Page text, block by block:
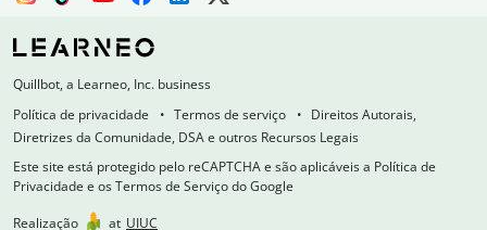
Quillbot, a Learneo, Inc. business
Política de privacidade
Termos de serviço
Direitos Autorais,
Diretrizes da Comunidade, DSA e outros Recursos Legais
Este site está protegido pelo reCAPTCHA e são aplicáveis a Política de
Privacidade e os Termos de Serviço do Google
Realização
at UIUC